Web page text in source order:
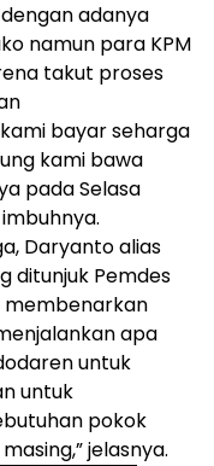
adanya
namun para KPM
takut proses
bayar seharga
kami bawa
pada Selasa
Daryanto alias
ditunjuk Pemdes
membenarkan
apa
untuk
untuk
pokok
jelasnya.